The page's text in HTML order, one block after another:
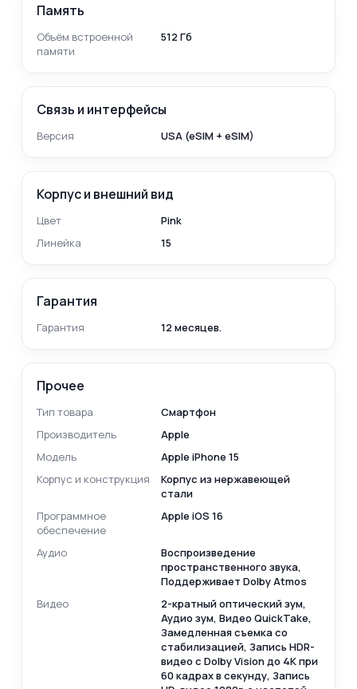
Память
Объём встроенной
памяти
512 Гб
Связь и интерфейсы
Версия USA (eSIM + eSIM)
Корпус и внешний вид
Цвет
Pink
Линейка
15
Гарантия
Гарантия 12 месяцев.
Прочее
Тип товара
Смартфон
Производитель
Apple
Модель
Apple iPhone 15
Корпус и конструкция
Корпус из нержавеющей
стали
Программное
обеспечение
Apple iOS 16
Аудио
Воспроизведение
пространственного звука,
Поддерживает Dolby Atmos
Видео
2-кратный оптический зум,
Аудио зум, Видео QuickTake,
Замедленная съемка со
стабилизацией, Запись HDR-
видео с Dolby Vision до 4K при
60 кадрах в секунду, Запись